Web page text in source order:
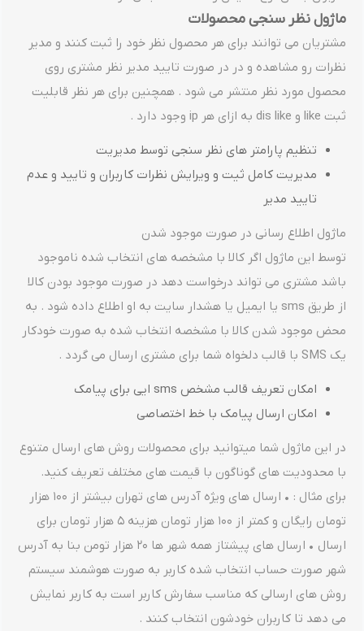
ماژول نظر سنجی محصولات
مشتریان می توانند برای هر محصول نظر خود را ثبت کنند و مدیر
نظرات رو مشاهده و در در صورت تایید مدیر نظر مشتری روی
محصول مورد نظر منتشر می شود . همچنین برای هر نظر قابلیت
ثبت like و dis like به ازای هر ip وجود دارد .
تنظیم پارامتر های نظر سنجی توسط مدیریت
مدیریت کامل ثیت و ویرایش نظرات کاربران و تایید و عدم
تایید مدیر
ماژول اطلاع رسانی در صورت موجود شدن
توسط این ماژول اگر کالا با مشخصه های انتخاب شده ناموجود
باشد مشتری می تواند درخواست دهد در صورت موجود بودن کالا
از طریق sms یا ایمیل یا هشدار سایت به او اطلاع داده شود . به
محض موجود شدن کالا با مشخصه انتخاب شده به صورت خودکار
یک SMS با قالب دلخواه شما برای مشتری ارسال می گردد .
امکان تعریف قالب مشخص sms ایی برای پیامک
امکان ارسال پیامک با خط اختصاصی
در این ماژول شما میتوانید برای محصولات روش های ارسال متنوع
با محدودیت های گوناگون با قیمت های مختلف تعریف کنید.
برای مثال : • ارسال های ویژه آدرس های تهران بیشتر از 100 هزار
تومان رایگان و کمتر از 100 هزار تومان هزینه 5 هزار تومان برای
ارسال • ارسال های پیشتاز همه شهر ها 20 هزار تومن بنا به آدرس
شهر صورت حساب انتخاب شده کاربر به صورت هوشمند سیستم
روش های ارسالی که مناسب سفارش کاربر است به کاربر نمایش
می دهد تا کاربران خودشون انتخاب کنند .